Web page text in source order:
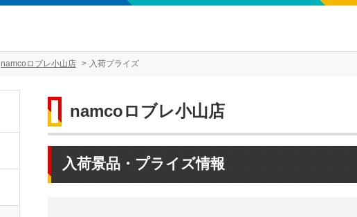
namcoロブレ小山店 入荷プライズ
namcoロブレ小山店
入荷景品・プライズ情報